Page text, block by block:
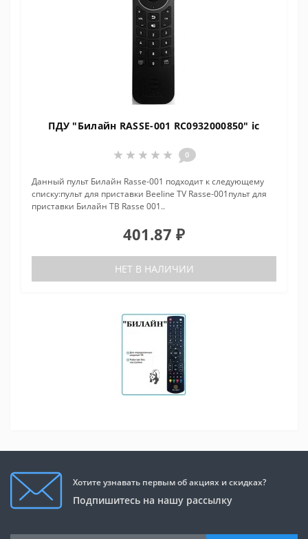
ПДУ "Билайн RASSE-001 RC0932000850" ic
0
Данный пульт Билайн Rasse-001 подходит к следующему
списку:пульт для приставки Beeline TV Rasse-001пульт для
приставки Билайн ТВ Rasse 001..
401.87 ₽
НЕТ В НАЛИЧИИ
Хотите узнавать первым об акциях и скидках?
Подпишитесь на нашу рассылку